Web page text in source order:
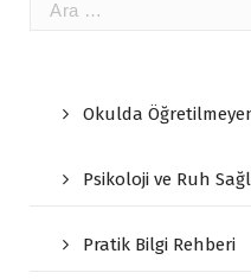
Okulda
Psikoloji ve Ruh
Pratik Bilgi Rehberi